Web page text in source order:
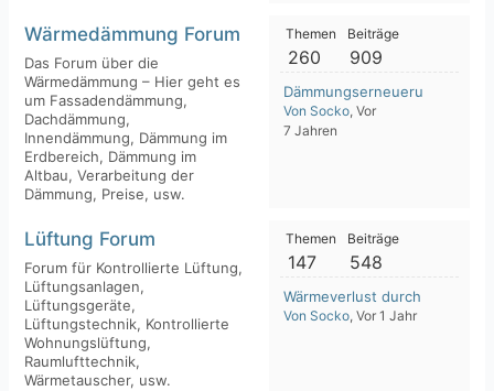
Wärmedämmung Forum
Das Forum über die
Wärmedämmung – Hier geht es
um Fassadendämmung,
Dachdämmung,
Innendämmung, Dämmung im
Erdbereich, Dämmung im
Altbau, Verarbeitung der
Dämmung, Preise, usw.
Themen
260
Beiträge
909
Dämmungserneuerung eines
Von Socko, Vor
7 Jahren
Lüftung Forum
Forum für Kontrollierte Lüftung,
Lüftungsanlagen,
Lüftungsgeräte,
Lüftungstechnik, Kontrollierte
Wohnungslüftung,
Raumlufttechnik,
Wärmetauscher, usw.
Themen
147
Beiträge
548
Wärmeverlust durch Lüftung
Von Socko, Vor 1 Jahr